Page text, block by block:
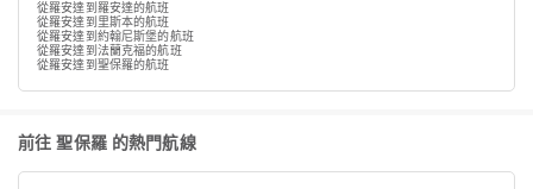
從羅安達到羅安達的航班
從羅安達到里斯本的航班
從羅安達到約翰尼斯堡的航班
從羅安達到法蘭克福的航班
從羅安達到聖保羅的航班
前往 聖保羅 的熱門航線